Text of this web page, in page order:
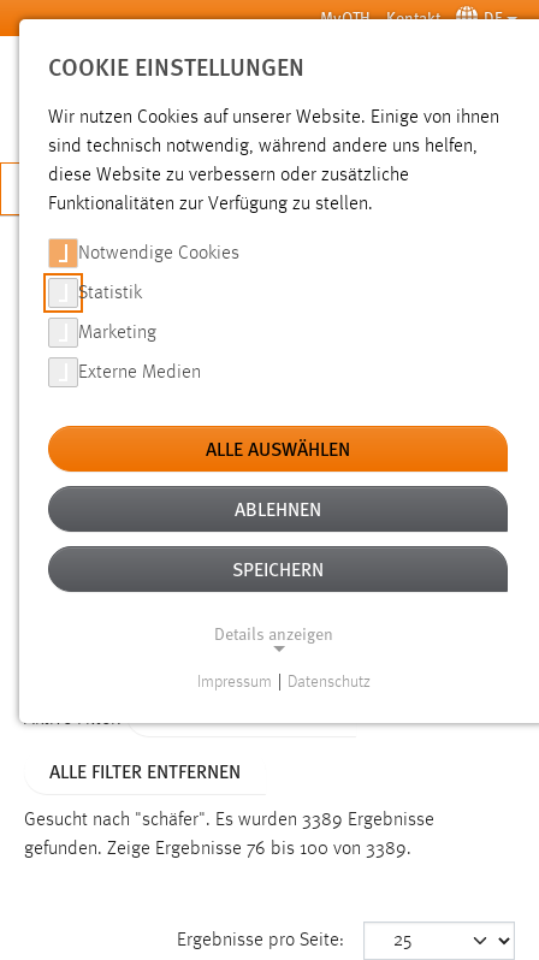
Zum Hauptinhalt springen MyOTH Kontakt DE
SUCHE
JETZT BEWERBEN
SUCHE
FILTER
Typ
Erstellungsdatum
Alter
Aktive Filter:
ALLE FILTER ENTFERNEN
Gesucht nach "schäfer". Es wurden 3389 Ergebnisse
gefunden. Zeige Ergebnisse 76 bis 100 von 3389.
Ergebnisse pro Seite:
COOKIE EINSTELLUNGEN
Wir nutzen Cookies auf unserer Website. Einige von ihnen
sind technisch notwendig, während andere uns helfen,
diese Website zu verbessern oder zusätzliche
Funktionalitäten zur Verfügung zu stellen.
Notwendige Cookies
Statistik
Marketing
Externe Medien
ALLE AUSWÄHLEN
ABLEHNEN
SPEICHERN
Details anzeigen
Funktionen und sind für die einwandfreie Funktion der
Einverständnis
cookie_consent
Impressum Datenschutz